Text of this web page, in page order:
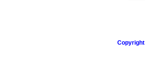
Copyright